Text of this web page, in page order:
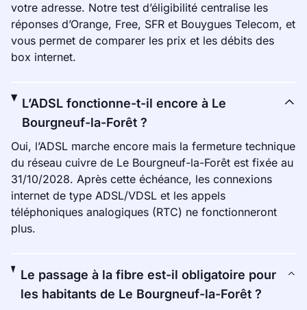
votre adresse. Notre test d’éligibilité centralise les
réponses d’Orange, Free, SFR et Bouygues Telecom, et
vous permet de comparer les prix et les débits des
box internet.
L’ADSL fonctionne-t-il encore à Le
Bourgneuf-la-Forêt ?
Oui, l’ADSL marche encore mais la fermeture technique
du réseau cuivre de Le Bourgneuf-la-Forêt est fixée au
31/10/2028. Après cette échéance, les connexions
internet de type ADSL/VDSL et les appels
téléphoniques analogiques (RTC) ne fonctionneront
plus.
Le passage à la fibre est-il obligatoire pour
les habitants de Le Bourgneuf-la-Forêt ?